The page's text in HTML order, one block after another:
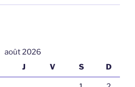
août 2026
J V S D